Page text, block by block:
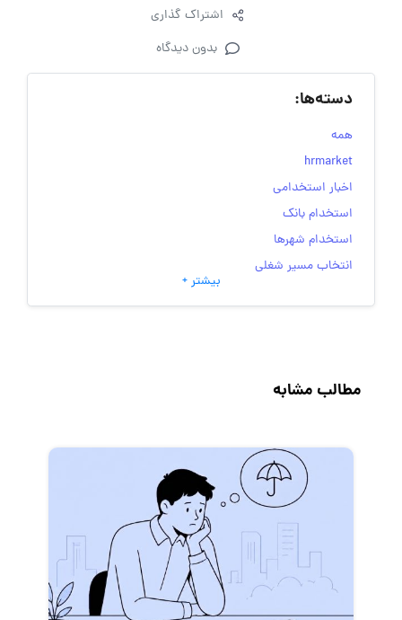
اشتراک گذاری
بدون دیدگاه
دسته‌ها:
hrmarket
اخبار استخدامی
استخدام بانک
استخدام شهرها
انتخاب مسیر شغلی
رزومه
فریلنسر
مصاحبه شغلی
معرفی شرکت ها
بیشتر +
مطالب مشابه